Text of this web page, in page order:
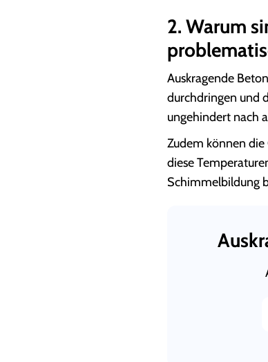
2. Warum
Auskragende
durchdringen und
ungehindert nach
Zudem können
diese
Schimmelbildung